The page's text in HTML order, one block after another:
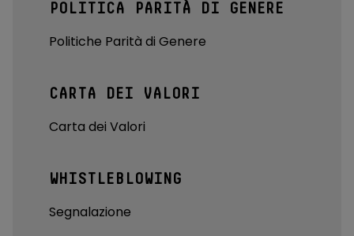
POLITICA PARITÀ DI GENERE
Politiche Parità di Genere
CARTA DEI VALORI
Carta dei Valori
WHISTLEBLOWING
Segnalazione